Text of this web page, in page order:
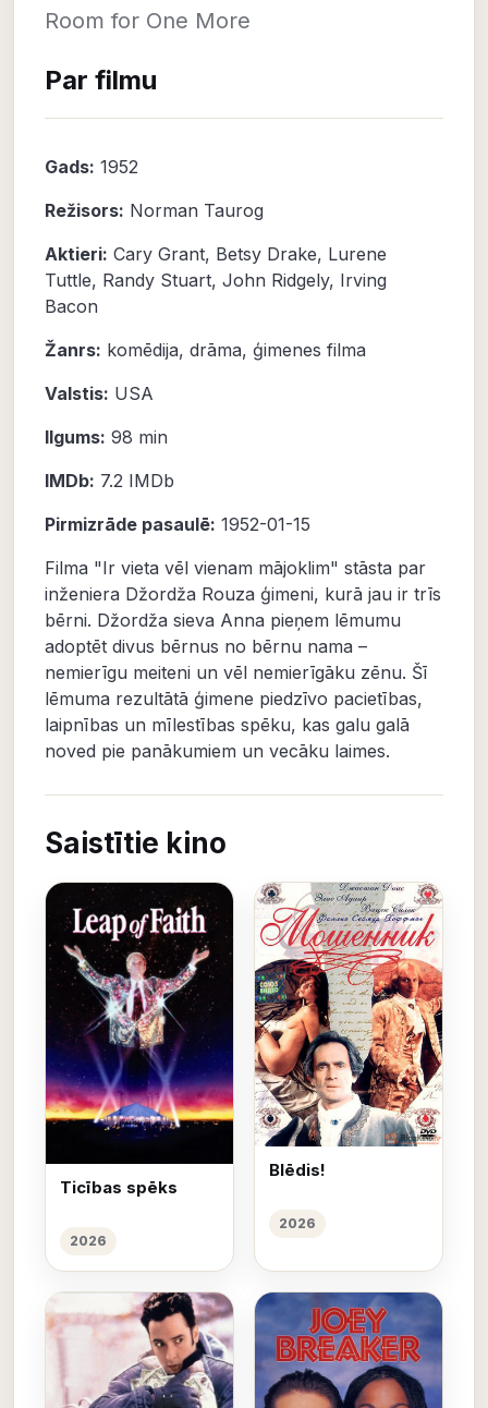
Room for One More
Par filmu
Gads: 1952
Režisors: Norman Taurog
Aktieri: Cary Grant, Betsy Drake, Lurene
Tuttle, Randy Stuart, John Ridgely, Irving
Bacon
Žanrs: komēdija, drāma, ģimenes filma
Valstis: USA
Ilgums: 98 min
IMDb: 7.2 IMDb
Pirmizrāde pasaulē: 1952-01-15
Filma "Ir vieta vēl vienam mājoklim" stāsta par
inženiera Džordža Rouza ģimeni, kurā jau ir trīs
bērni. Džordža sieva Anna pieņem lēmumu
adoptēt divus bērnus no bērnu nama –
nemierīgu meiteni un vēl nemierīgāku zēnu. Šī
lēmuma rezultātā ģimene piedzīvo pacietības,
laipnības un mīlestības spēku, kas galu galā
noved pie panākumiem un vecāku laimes.
Saistītie kino
Ticības spēks
2026
Blēdis!
2026